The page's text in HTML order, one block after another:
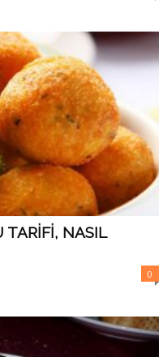
TARİFİ, NASIL
0